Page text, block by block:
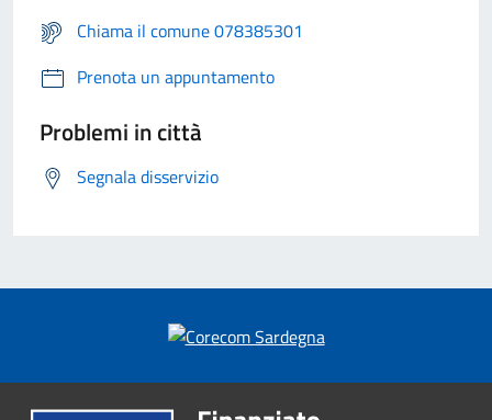
Chiama il comune 078385301
Prenota un appuntamento
Problemi in città
Segnala disservizio